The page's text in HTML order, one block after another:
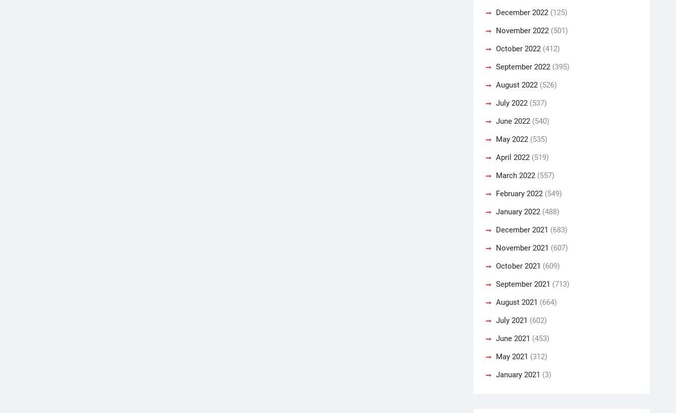
December 2022 (125)
November 2022 (501)
October 2022 (412)
September 2022 (395)
August 2022 (526)
July 2022 (537)
June 2022 (540)
May 2022 (535)
April 2022 (519)
March 2022 (557)
February 2022 (549)
January 2022 (488)
December 2021 (683)
November 2021 (607)
October 2021 (609)
September 2021 (713)
August 2021 (664)
July 2021 (602)
June 2021 (453)
May 2021 (312)
January 2021 (3)